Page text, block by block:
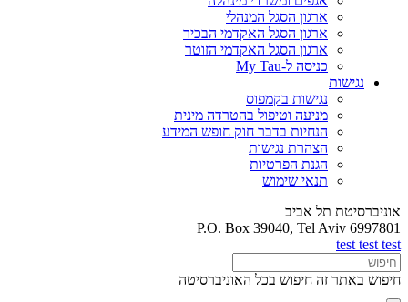
ארגון הסגל המנהלי
ארגון הסגל האקדמי הבכיר
ארגון הסגל האקדמי הזוטר
כניסה ל-My Tau
נגישות
נגישות בקמפוס
מניעה וטיפול בהטרדה מינית
הנחיות בדבר חוק חופש המידע
הצהרת נגישות
הגנת הפרטיות
תנאי שימוש
אוניברסיטת תל אביב
P.O. Box 39040, Tel Aviv 6997801
test test test
חיפוש באתר זה חיפוש בכל האוניברסיטה